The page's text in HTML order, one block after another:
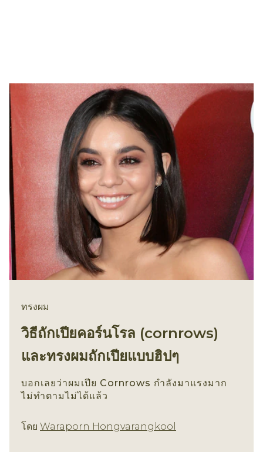
ทรงผม
วิธีถักเปียคอร์นโรล (cornrows)
และทรงผมถักเปียแบบฮิปๆ
บอกเลยว่าผมเปีย Cornrows กำลังมาแรงมาก
ไม่ทำตามไม่ได้แล้ว
โดย Waraporn Hongvarangkool